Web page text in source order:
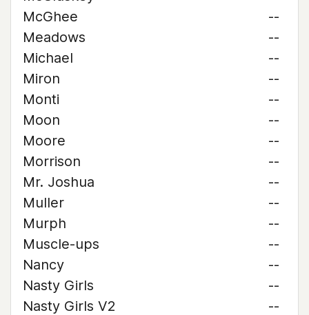
McGhee
--
Meadows
--
Michael
--
Miron
--
Monti
--
Moon
--
Moore
--
Morrison
--
Mr. Joshua
--
Muller
--
Murph
--
Muscle-ups
--
Nancy
--
Nasty Girls
--
Nasty Girls V2
--